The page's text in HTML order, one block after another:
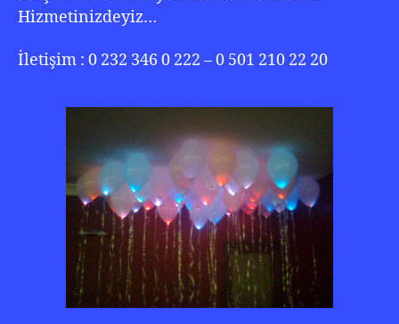
Hizmetinizdeyiz…
İletişim : 0 232 346 0 222 – 0 501 210 22 20